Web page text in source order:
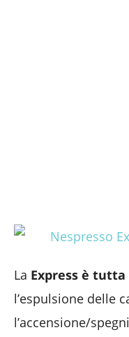
La Express è
l’espulsione delle
l’accensione/